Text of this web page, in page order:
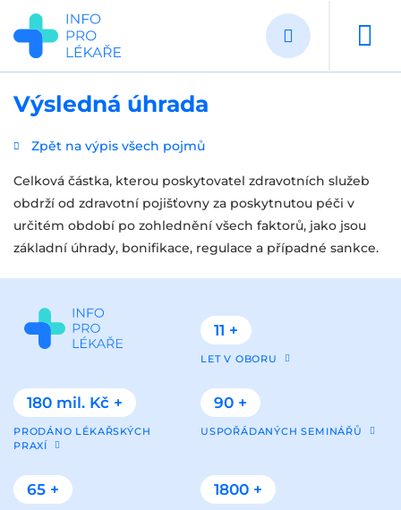
Přejít
hlavnímu
obsahu
Výsledná úhrada
Zpět na výpis všech pojmů
Celková částka, kterou poskytovatel zdravotních služeb
obdrží od zdravotní pojišťovny za poskytnutou péči v
určitém období po zohlednění všech faktorů, jako jsou
základní úhrady, bonifikace, regulace a případné sankce.
11 +
LET V OBORU
180 mil. Kč +
PRODÁNO LÉKAŘSKÝCH
PRAXÍ
90 +
USPOŘÁDANÝCH SEMINÁŘŮ
65 + 1800 +